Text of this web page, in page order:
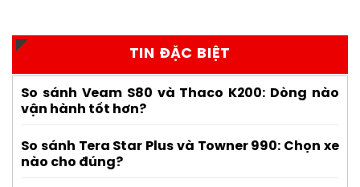
TIN ĐẶC BIỆT
So sánh Veam S80 và Thaco K200: Dòng nào
vận hành tốt hơn?
So sánh Tera Star Plus và Towner 990: Chọn xe
nào cho đúng?